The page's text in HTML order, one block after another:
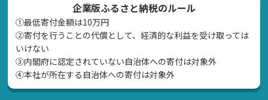
企業版ふるさと納税のルール
①最低寄付金額は10万円
②寄付を行うことの代償として、経済的な利益を受け取っては
いけない
➂内閣府に認定されていない自治体への寄付は対象外
④本社が所在する自治体への寄付は対象外